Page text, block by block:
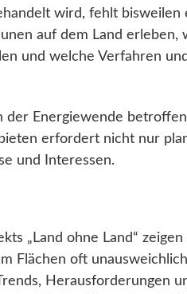
wird, fehlt bisweilen
auf dem Land erleben,
und welche Verfahren
Energiewende
erfordert nicht nur
und Interessen.
„Land ohne Land“
Flächen oft
Herausforderungen